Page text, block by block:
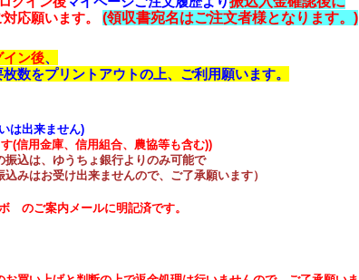
応願います。 (領収書宛名はご注文者様となります。)
イン後、
をプリントアウトの上、ご利用願います。
は出来ません)
(信用金庫、信用組合、農協等も含む))
込は、ゆうちょ銀行よりのみ可能で
せんので、ご了承願います）
のご案内メールに明記済です。